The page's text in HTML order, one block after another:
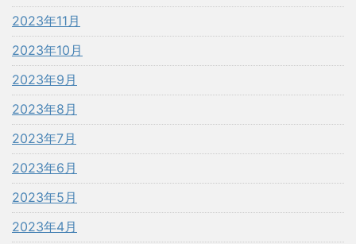
2023年11月
2023年10月
2023年9月
2023年8月
2023年7月
2023年6月
2023年5月
2023年4月